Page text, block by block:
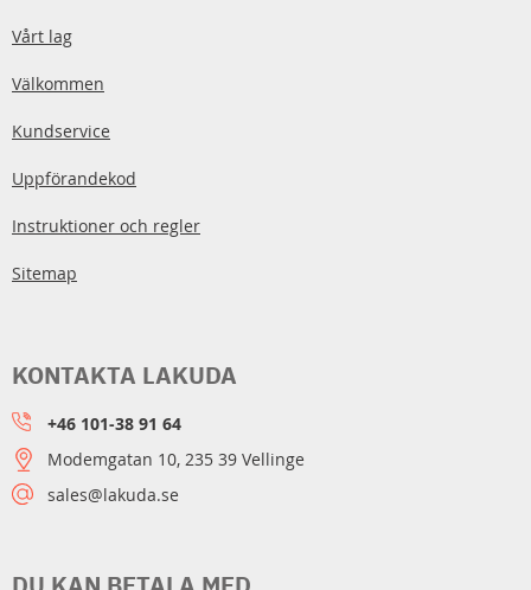
Vårt lag
Välkommen
Kundservice
Uppförandekod
Instruktioner och regler
Sitemap
KONTAKTA LAKUDA
+46 101-38 91 64
Modemgatan 10, 235 39 Vellinge
sales@lakuda.se